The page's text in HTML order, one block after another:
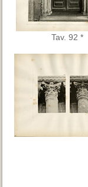
Tav. 92 *